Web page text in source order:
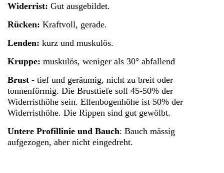
Widerrist: Gut ausgebildet.
Rücken: Kraftvoll, gerade.
Lenden: kurz und muskulös.
Kruppe: muskulös, weniger als 30° abfallend
Brust - tief und geräumig, nicht zu breit oder
tonnenförmig. Die Brusttiefe soll 45-50% der
Widerristhöhe sein. Ellenbogenhöhe ist 50% der
Widerristhöhe. Die Rippen sind gut gewölbt.
Untere Profillinie und Bauch: Bauch mässig
aufgezogen, aber nicht eingedreht.